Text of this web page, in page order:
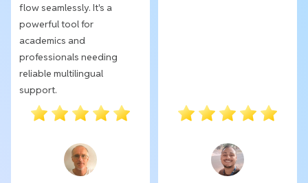
flow seamlessly. It's a
powerful tool for
academics and
professionals needing
reliable multilingual
support.